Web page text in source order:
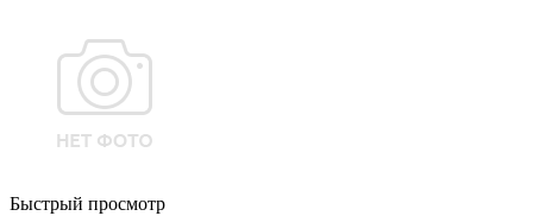
Быстрый просмотр